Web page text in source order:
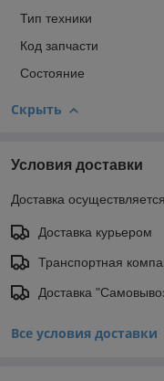
Тип техники
Код запчасти
Состояние
Скрыть
Условия доставки
Доставка
Доставка курьером
Транспортная
Доставка
Все условия доставки